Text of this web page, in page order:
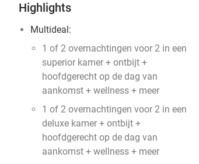
Highlights
Multideal:
1 of 2 overnachtingen voor 2 in een
superior kamer + ontbijt +
hoofdgerecht op de dag van
aankomst + wellness + meer
1 of 2 overnachtingen voor 2 in een
deluxe kamer + ontbijt +
hoofdgerecht op de dag van
aankomst + wellness + meer